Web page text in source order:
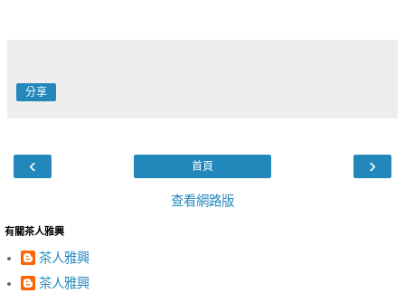
分享
‹ ›
首頁
查看網路版
有關茶人雅興
茶人雅興
茶人雅興